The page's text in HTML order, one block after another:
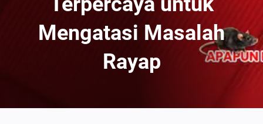
Mengatasi Masalah
Rayap